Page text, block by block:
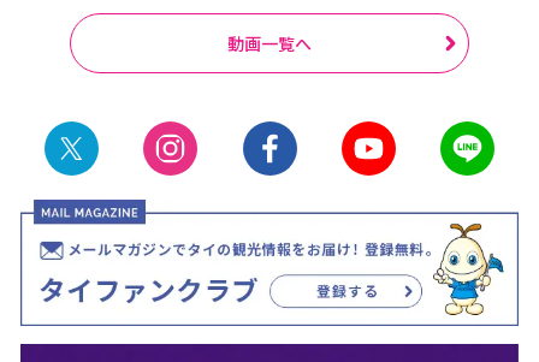
動画一覧へ